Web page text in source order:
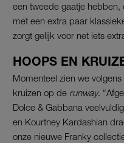
een tweede gaatje
met een extra paar
zorgt gelijk voor net iets
HOOPS EN
Momenteel zien we
kruizen op de runway.
Dolce & Gabbana
en Kourtney Kardashian
onze nieuwe Franky